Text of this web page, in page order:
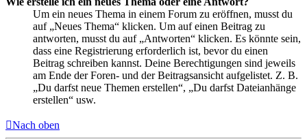
Um ein neues Thema in einem Forum zu eröffnen, musst du
auf „Neues Thema“ klicken. Um auf einen Beitrag zu
antworten, musst du auf „Antworten“ klicken. Es könnte sein,
dass eine Registrierung erforderlich ist, bevor du einen
Beitrag schreiben kannst. Deine Berechtigungen sind jeweils
am Ende der Foren- und der Beitragsansicht aufgelistet. Z. B.
„Du darfst neue Themen erstellen“, „Du darfst Dateianhänge
erstellen“ usw.
Nach oben